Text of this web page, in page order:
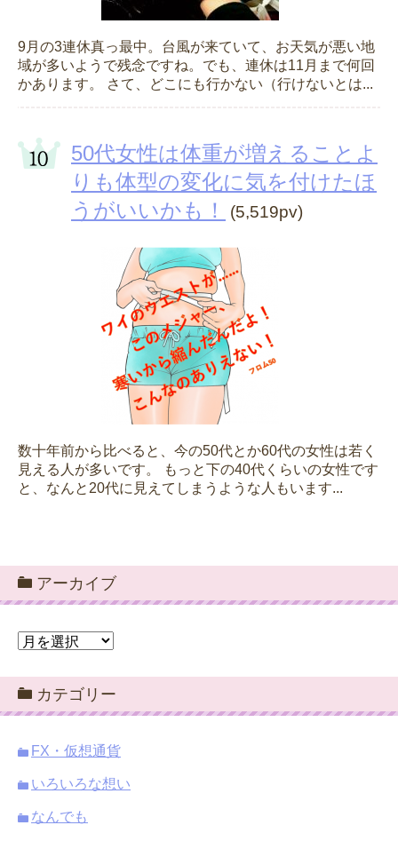
9月の3連休真っ最中。台風が来ていて、お天気が悪い地
域が多いようで残念ですね。でも、連休は11月まで何回
かあります。 さて、どこにも行かない（行けないとは...
50代女性は体重が増えることよ
りも体型の変化に気を付けたほ
うがいいかも！
(5,519pv)
数十年前から比べると、今の50代とか60代の女性は若く
見える人が多いです。 もっと下の40代くらいの女性です
と、なんと20代に見えてしまうような人もいます...
アーカイブ
ア
カ
イ
ブ
カテゴリー
FX・仮想通貨
いろいろな想い
なんでも